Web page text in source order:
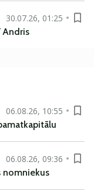
30.07.26, 01:25
Andris
06.08.26, 10:55
06.08.26, 09:36
nomniekus